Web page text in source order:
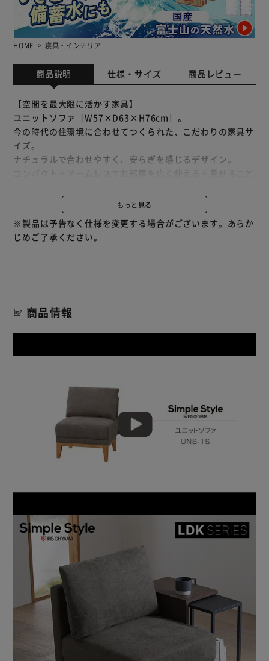
HOME 寝具・インテリア
商品説明 仕様・サイズ 商品レビュー
【空間を最大限に活かす家具】
ユニットソファ［W57×D63×H76cm］。
今の時代の住環境に合わせてつくられた、こだわりの家具サ
イズ。
ナチュラルで合わせやすく、安らぎを感じるデザイン。
【自由に組み合わせ】
シーンやお好みに合わせて組み合わせ出来るユニットソフ
ァ。
【心地よい座り心地】
また座面と脚部は固定されているので、座面がずれるストレ
スも無し。
さらに脚には、床にキズが付くのを防ぐフェルト付き。
【優しく包み込んでくれる背面】
もちっとしていてふわふわ。
導いてくれる。
【簡単組み立て】
STEP 01：脚部／付属の六角レンチで取り付け。
STEP 02：背面／背もたれ側の金具を本体側金具に差し込
む。
さらに付属の［連結金具］でソファ同士を横に連結・固定で
［連結金具］も付属の六角レンチで簡単に取り付け可能。
★お客様組立★
もっと見る
※製品は予告なく仕様を変更する場合がございます。あらか
じめご了承ください。
商品情報